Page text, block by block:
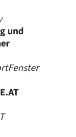
und